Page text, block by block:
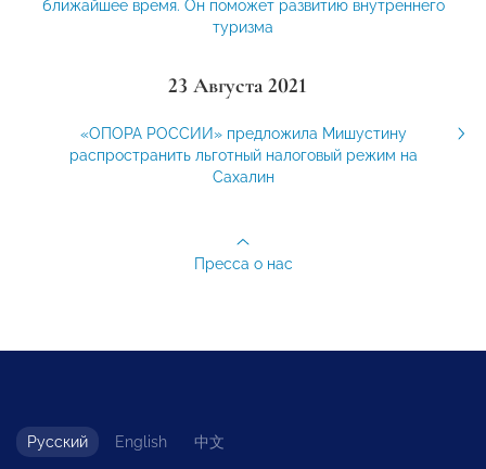
ближайшее время. Он поможет развитию внутреннего
туризма
23 Августа 2021
«ОПОРА РОССИИ» предложила Мишустину
распространить льготный налоговый режим на
Сахалин
Пресса о нас
Русский English 中文